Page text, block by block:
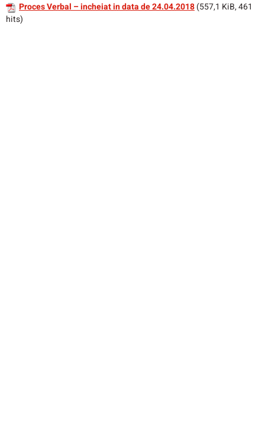
Proces Verbal – incheiat in data de 24.04.2018(557,1 KiB, 461
hits)